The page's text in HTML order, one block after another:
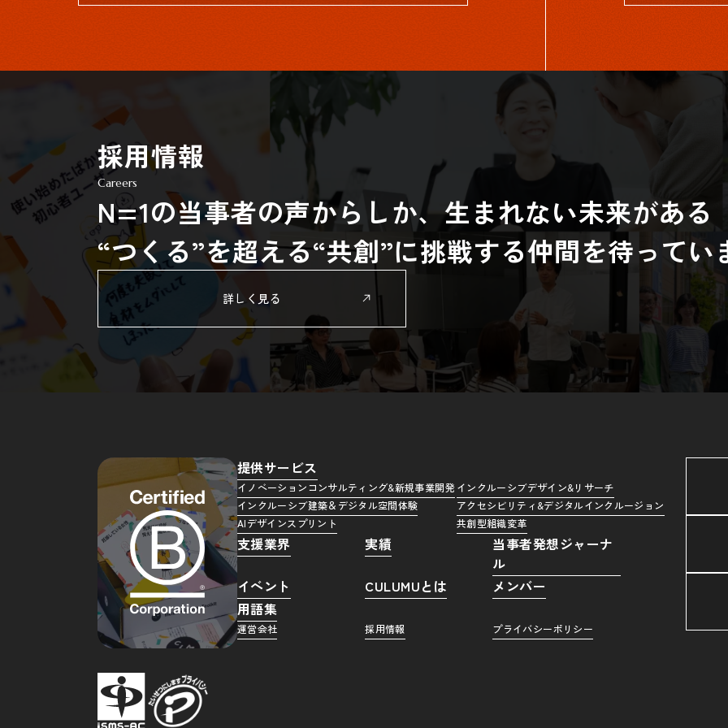
採用情報
Careers
N=1の当事者の声からしか、生まれない未来がある
“つくる”を超える“共創”に挑戦する仲間を待ってい
詳しく見る
提供サービス
イノベーションコンサルティング&新規事業開発インクルーシブデザイン&リサーチ
インクルーシブ建築＆デジタル空間体験
アクセシビリティ&デジタルインクルージョン
AIデザインスプリント
共創型組織変革
支援業界 実績
当事者発想ジャーナ
ル
イベント
CULUMUとは
メンバー
用語集
運営会社 採用情報 プライバシーポリシー